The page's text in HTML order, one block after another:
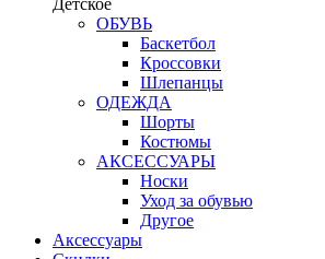
Детское
ОБУВЬ
Баскетбол
Кроссовки
Шлепанцы
ОДЕЖДА
Шорты
Костюмы
АКСЕССУАРЫ
Носки
Уход за обувью
Другое
Аксессуары